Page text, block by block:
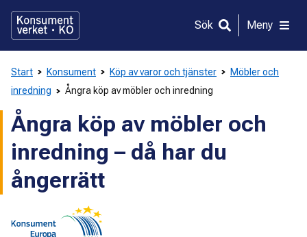
direkt
innehållet
Sök Meny
Start Konsument Köp av varor och tjänster
Möbler och
inredning
Ångra köp av möbler och inredning
Ångra köp av möbler och
inredning – då har du
ångerrätt